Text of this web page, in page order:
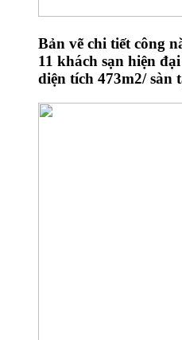
Bản vẽ chi tiết công
11 khách sạn hiện
diện tích 473m2/ sàn